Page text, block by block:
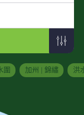
圍 加州 | 錦繡 洪